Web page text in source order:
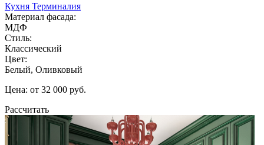
Кухня Терминалия
Материал фасада:
МДФ
Стиль:
Классический
Цвет:
Белый, Оливковый
Цена: от 32 000 руб.
Рассчитать